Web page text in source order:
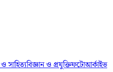
ও সাহিত্যবিজ্ঞান ও প্রযুক্তিফটোআর্কাইভ